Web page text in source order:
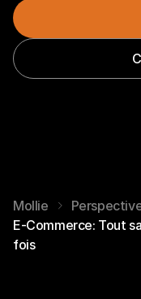
Mollie
E-Commerce: Tout
fois